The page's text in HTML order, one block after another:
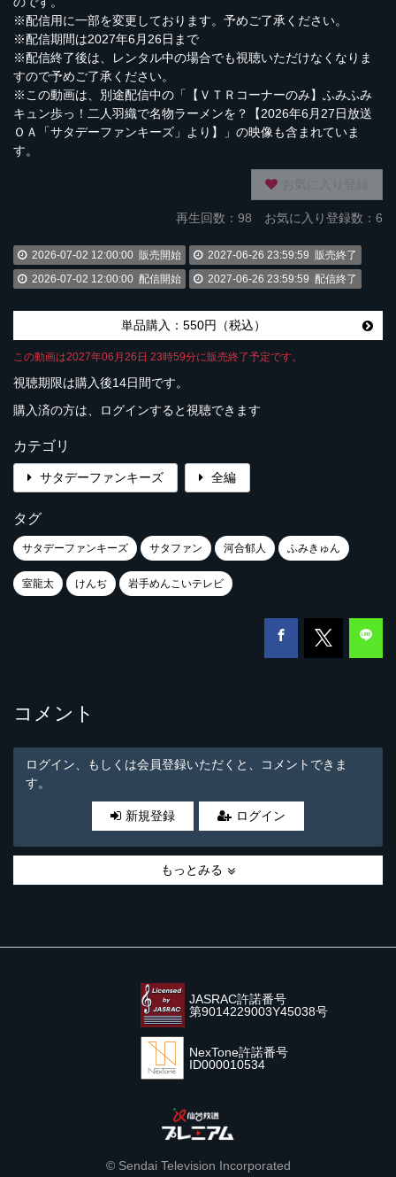
※配信用に一部を変更しております。予めご了承ください。
※配信期間は2027年6月26日まで
※配信終了後は、レンタル中の場合でも視聴いただけなくなりま
すので予めご了承ください。
※この動画は、別途配信中の「【ＶＴＲコーナーのみ】ふみふみ
キュン歩っ！二人羽織で名物ラーメンを？【2026年6月27日放送
ＯＡ「サタデーファンキーズ」より】」の映像も含まれていま
す。
再生回数： 98 お気に入り登録数：6
2026-07-02 12:00:00 販売開始 2027-06-26 23:59:59 販売終了
2026-07-02 12:00:00 配信開始 2027-06-26 23:59:59 配信終了
単品購入：550円（税込）
この動画は2027年06月26日 23時59分に販売終了予定です。
視聴期限は購入後14日間です。
購入済の方は、ログインすると視聴できます
カテゴリ
サタデーファンキーズ 全編
タグ
サタデーファンキーズ サタファン 河合郁人 ふみきゅん
室龍太 けんぢ 岩手めんこいテレビ
コメント
ログイン、もしくは会員登録いただくと、コメントできま
す。
新規登録 ログイン
もっとみる
JASRAC許諾番号
第9014229003Y45038号
NexTone許諾番号
ID000010534
© Sendai Television Incorporated